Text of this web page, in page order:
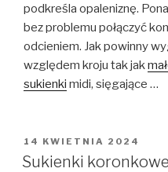
podkreśla opaleniznę.
bez problemu połączyć
odcieniem. Jak powinny
względem kroju tak jak
sukienki midi, sięgające …
OPUBLIKOWANE
W
14 KWIETNIA 2024
Sukienki